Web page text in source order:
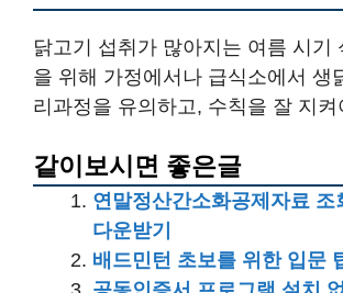
닭고기 섭취가 많아지는 여름 시기
을 위해 가정에서나 급식소에서 생
리과정을 유의하고, 수칙을 잘 지켜
같이보시면 좋은글
연말정산간소화공제자료 조
다운받기
배드민턴 초보를 위한 입문